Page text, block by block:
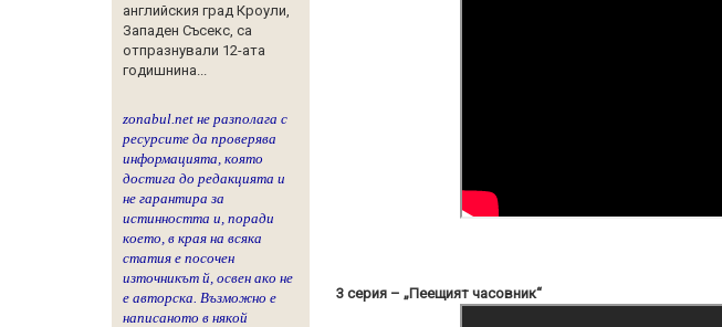
3 серия – „Пеещият часовник“
английския град Кроули,
Западен Съсекс, са
отпразнували 12-ата
годишнина...
zonabul.net не разполага с
ресурсите да проверява
информацията, която
достига до редакцията и
не гарантира за
истинността и, поради
което, в края на всяка
статия е посочен
източникът й, освен ако не
е авторска. Възможно е
написаното в някой